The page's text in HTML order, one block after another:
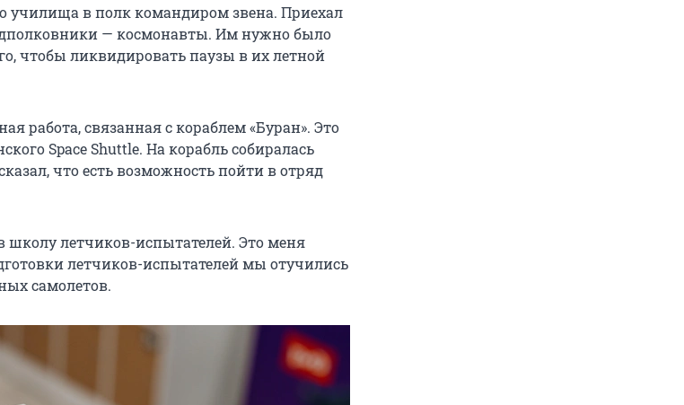
училища в полк командиром звена. Приехал
— космонавты. Им нужно было
чтобы ликвидировать паузы в их летной
работа, связанная с кораблем «Буран». Это
Space Shuttle. На корабль собиралась
что есть возможность пойти в отряд
школу летчиков-испытателей. Это меня
летчиков-испытателей мы отучились
самолетов.